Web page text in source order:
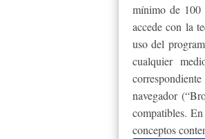
mínimo de 100
accede con la
uso del
cualquier
navegador
compatibles.
conceptos